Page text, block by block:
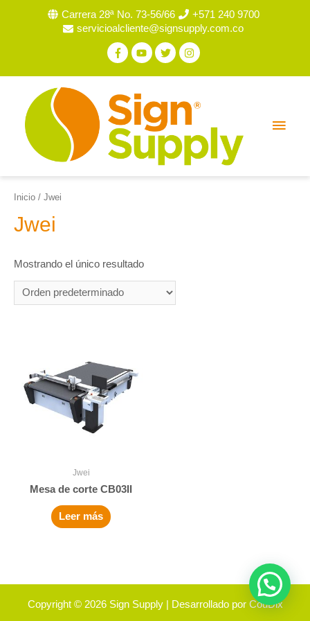
Carrera 28ª No. 73-56/66
+571 240 9700
servicioalcliente@signsupply.com.co
Inicio / Jwei
Jwei
Mostrando el único resultado
Jwei
Mesa de corte CB03II
Leer más
Copyright © 2026 Sign Supply| Desarrollado por CouDix